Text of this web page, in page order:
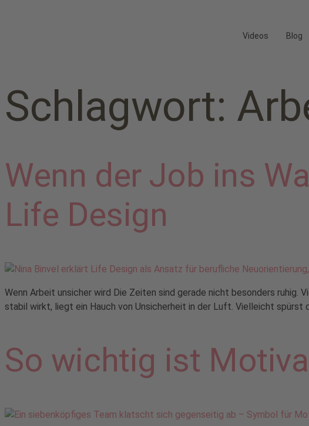
Videos Blog
Schlagwort:
Wenn der Job ins
Life Design
Wenn Arbeit unsicher wird Die Zeiten sind gerade nicht besonders
stabil wirkt, liegt ein Hauch von Unsicherheit in der Luft. Vielleicht spürst
So wichtig ist